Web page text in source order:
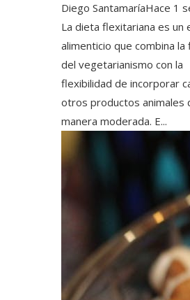
Diego SantamaríaHace 1
La dieta flexitariana es un
alimenticio que combina la
del vegetarianismo con la
flexibilidad de incorporar
otros productos animales
manera moderada. E...